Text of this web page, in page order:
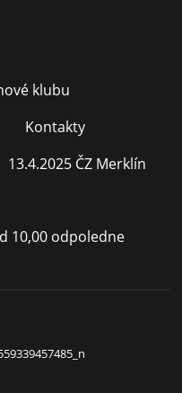
klubu
Kontakty
13.4.2025 ČZ Merklín
10,00 odpoledne